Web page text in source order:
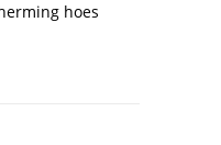
hoes